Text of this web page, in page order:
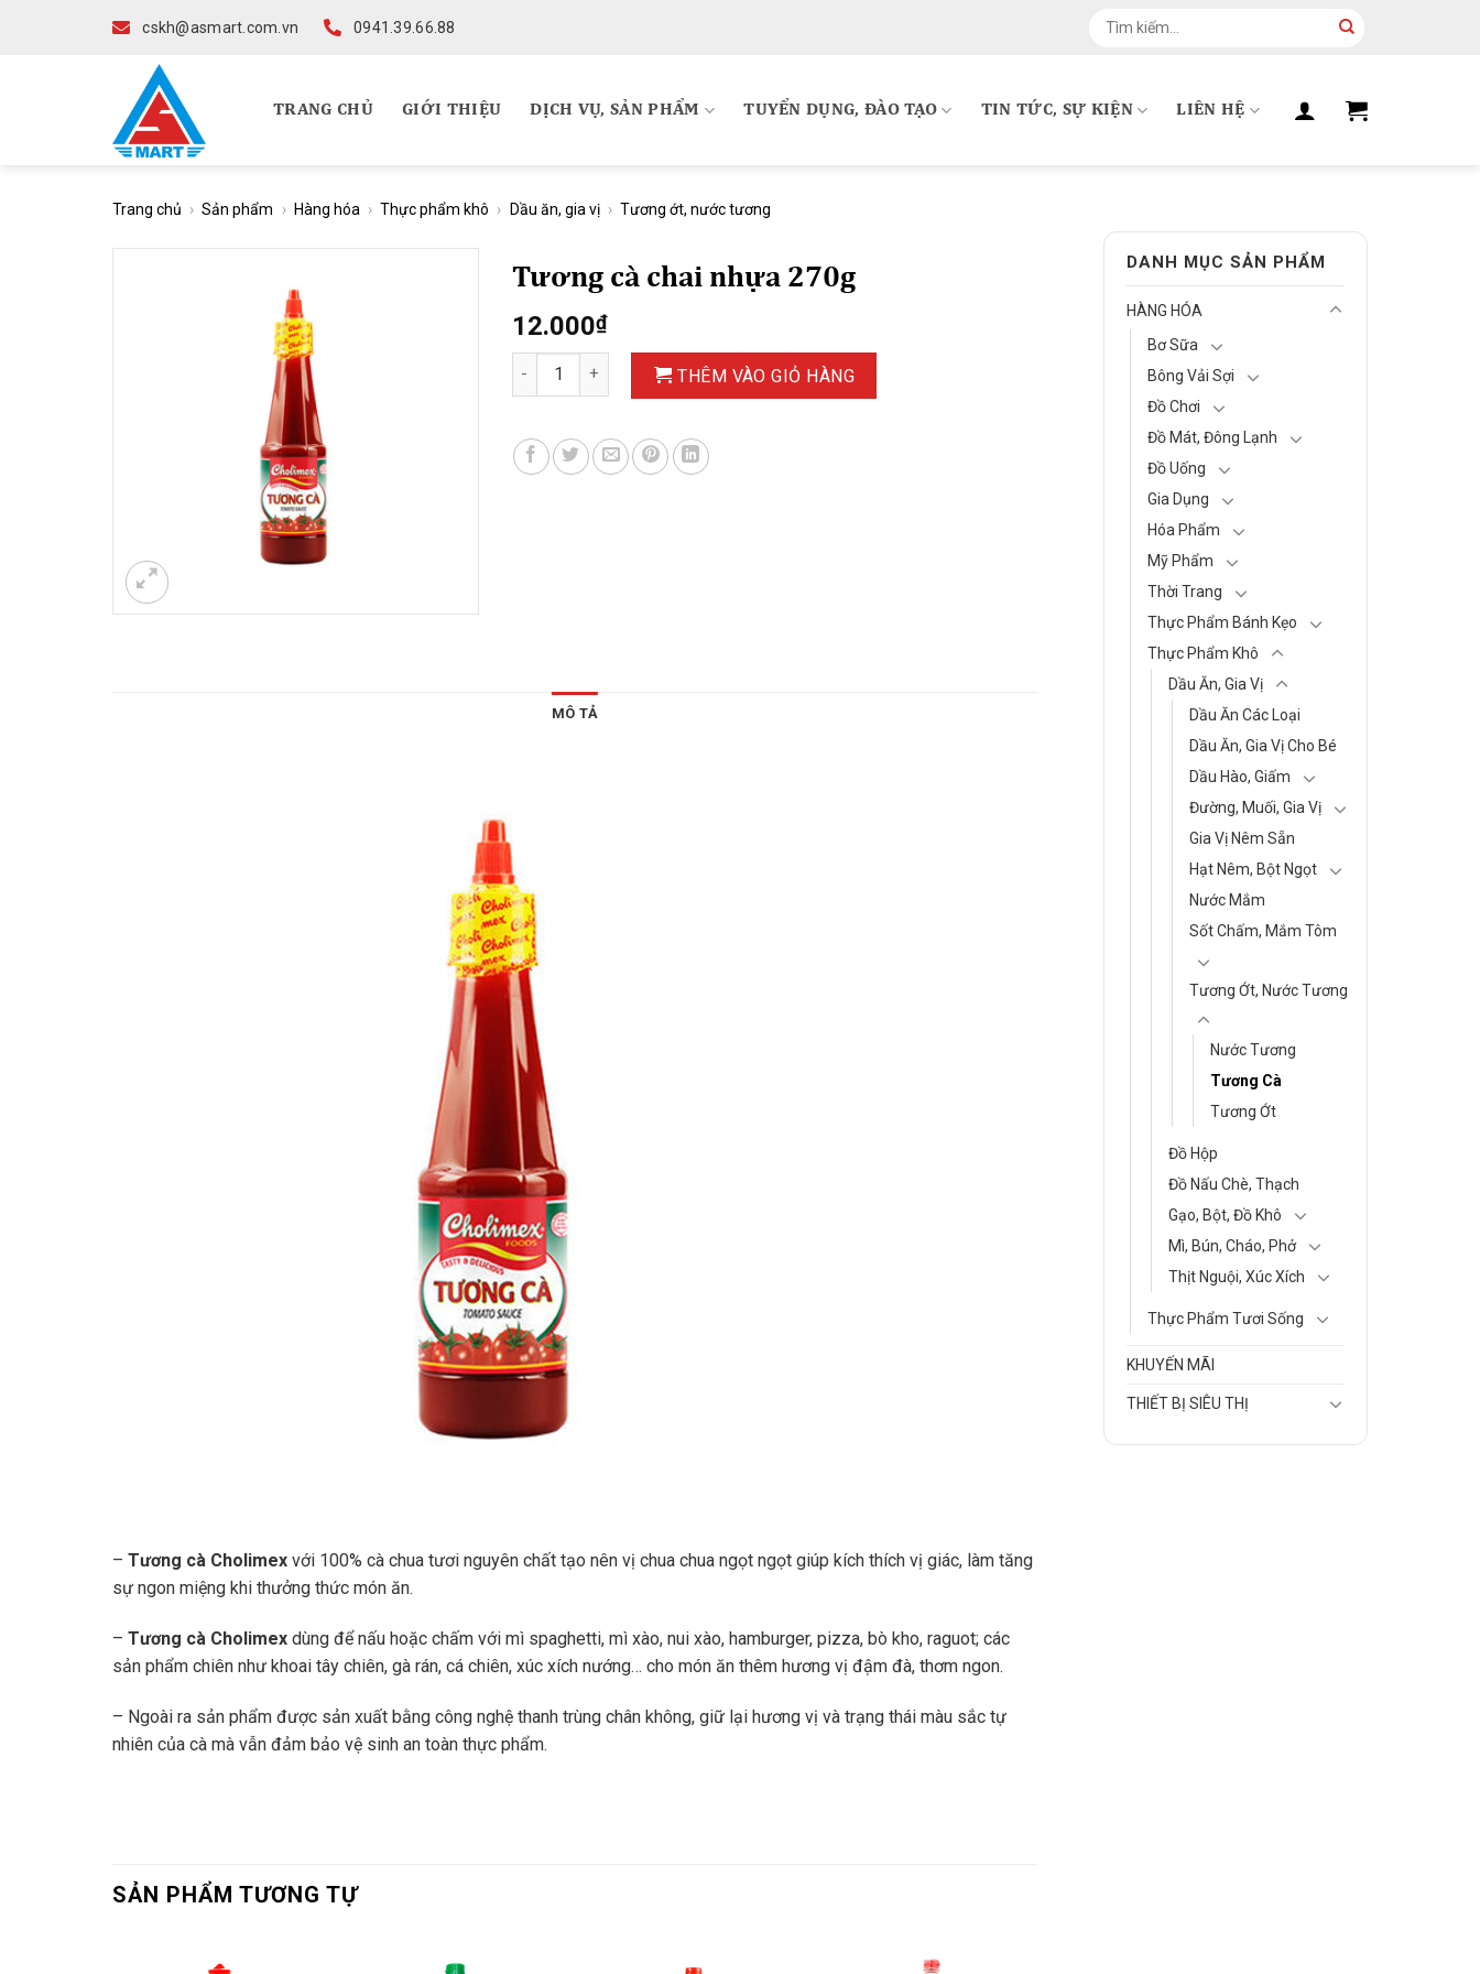
cskh@asmart.com.vn 0941.39.66.88
kiếm:
TRANG CHỦ GIỚI THIỆU DỊCH VỤ, SẢN PHẨM TUYỂN DỤNG, ĐÀO TẠO TIN TỨC, SỰ KIỆN LIÊN HỆ
Trang chủ › Sản phẩm › Hàng hóa › Thực phẩm khô › Dầu ăn, gia vị › Tương ớt, nước tương
DANH MỤC SẢN PHẨM
HÀNG HÓA
Bơ Sữa
Bông Vải Sợi
Đồ Chơi
Đồ Mát, Đông Lạnh
Đồ Uống
Gia Dụng
Hóa Phẩm
Mỹ Phẩm
Thời Trang
Thực Phẩm Bánh Kẹo
Thực Phẩm Khô
Dầu Ăn, Gia Vị
Dầu Ăn Các Loại
Dầu Ăn, Gia Vị Cho Bé
Dầu Hào, Giấm
Đường, Muối, Gia Vị
Gia Vị Nêm Sẵn
Hạt Nêm, Bột Ngọt
Nước Mắm
Sốt Chấm, Mắm Tôm
Tương Ớt, Nước Tương
Nước Tương
Tương Cà
Tương Ớt
Đồ Hộp
Đồ Nấu Chè, Thạch
Gạo, Bột, Đồ Khô
Mì, Bún, Cháo, Phở
Thịt Nguội, Xúc Xích
Thực Phẩm Tươi Sống
KHUYẾN MÃI
THIẾT BỊ SIÊU THỊ
Tương cà chai nhựa 270g
12.000₫
Tương cà chai nhựa 270g số lượng
THÊM VÀO GIỎ HÀNG
MÔ TẢ
– Tương cà Cholimex với 100% cà chua tươi nguyên chất tạo nên vị chua chua ngọt ngọt giúp kích thích vị giác, làm tăng
sự ngon miệng khi thưởng thức món ăn.
– Tương cà Cholimex dùng để nấu hoặc chấm với mì spaghetti, mì xào, nui xào, hamburger, pizza, bò kho, raguot; các
sản phẩm chiên như khoai tây chiên, gà rán, cá chiên, xúc xích nướng… cho món ăn thêm hương vị đậm đà, thơm ngon.
– Ngoài ra sản phẩm được sản xuất bằng công nghệ thanh trùng chân không, giữ lại hương vị và trạng thái màu sắc tự
nhiên của cà mà vẫn đảm bảo vệ sinh an toàn thực phẩm.
SẢN PHẨM TƯƠNG TỰ